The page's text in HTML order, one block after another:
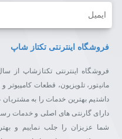
بعلاوه، همزمان با تماشای
جست ‌و جو
به لطف این قابلیت، کاربر
ایمیل
فروشگاه اینترنتی تکتاز شاپ
مانیتور، تلویزیون، قطعات
داشتیم بهترین خدمات را به مشتریان
دارای گارنتی های اصلی و خدمات
شما عزیزان را جلب نماییم و